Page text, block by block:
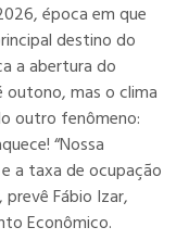
época em que
destino do
a abertura do
outono, mas o clima
outro fenômeno:
“Nossa
a taxa de ocupação
Fábio Izar,
Econômico.